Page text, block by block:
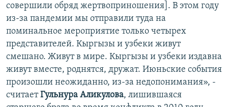
совершили обряд жертвоприношения]. В этом году
из-за пандемии мы отправили туда на
поминальное мероприятие только четырех
представителей. Кыргызы и узбеки живут
смешано. Живут в мире. Кыргызы и узбеки издавна
живут вместе, роднятся, дружат. Июньские события
произошли неожиданно, из-за недопонимания», -
считаетГульнура Аликулова, лишившаяся